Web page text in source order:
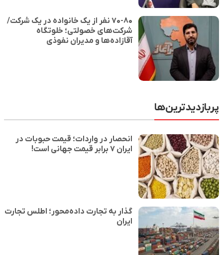
۷۰-۸۰ نفر از یک خانواده در یک شرکت/
شرکت‌های خصولتی؛ خلوتگاه
آقازاده‌ها و مدیران نفوذی
انحصار در واردات؛ قیمت حبوبات در
ایران ۷ برابر قیمت جهانی است!
گذار به تجارت داده‌محور؛ اطلس تجارت
ایران